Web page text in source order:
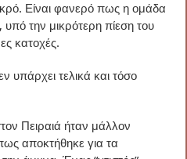
Είναι φανερό πως η ομάδα
υπό την μικρότερη πίεση του
κατοχές.
υπάρχει τελικά και τόσο
Πειραιά ήταν μάλλον
αποκτήθηκε για τα